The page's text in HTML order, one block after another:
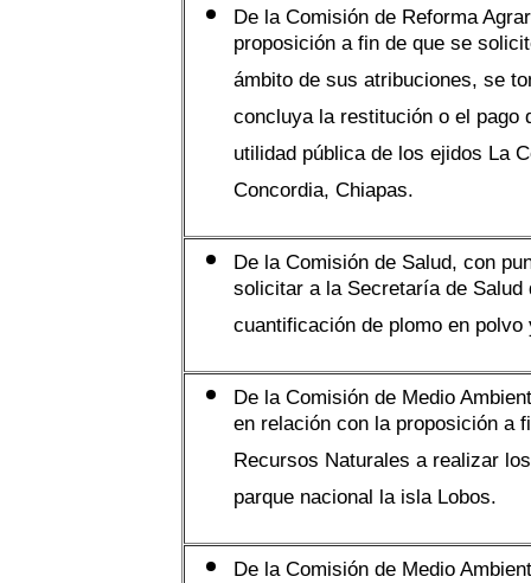
De la Comisión de Reforma
proposición a fin de que se
ámbito de sus atribuciones, se
concluya la restitución o el
utilidad pública de los ejidos La
Concordia, Chiapas.
De la Comisión de Salud, con
solicitar a la Secretaría de
cuantificación de plomo en
De la Comisión de Medio
en relación con la proposición a
Recursos Naturales a realizar
parque nacional la isla Lobos.
De la Comisión de Medio